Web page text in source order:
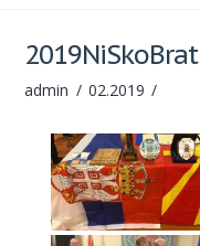
2019NiSkoBrat
admin 02.2019